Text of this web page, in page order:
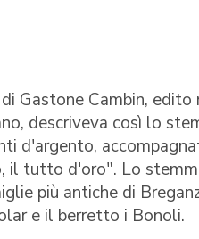
Gastone Cambin,
descriveva così lo
d'argento,
il tutto d'oro". Lo
più antiche di
e il berretto i Bonoli.